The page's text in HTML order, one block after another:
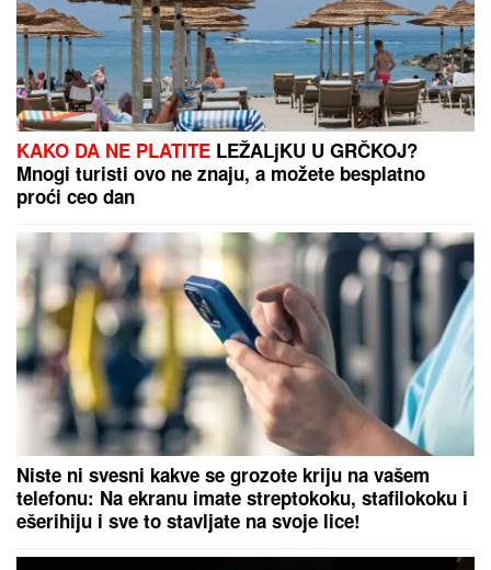
"TO JE TUŽNO, NISAM ZNALA ŠTA JE MORE, PRVI
MOMAK ME ODVEO"Seka Aleksić na ivici suza
otkrila kada je prvi put otišla na letovanje i umalo se
rasplakala